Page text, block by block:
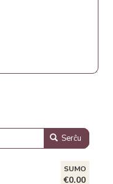
Serĉu
SUMO
€0.00